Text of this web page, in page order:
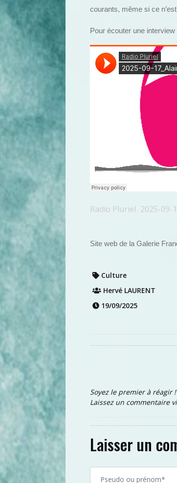
courants, même si ce
Pour écouter une
Radio Pluriel · 2025-09-
Site web de la Galerie
Culture
Hervé LAURENT
19/09/2025
Soyez le premier à réagir !
Laissez un commentaire
Laisser un